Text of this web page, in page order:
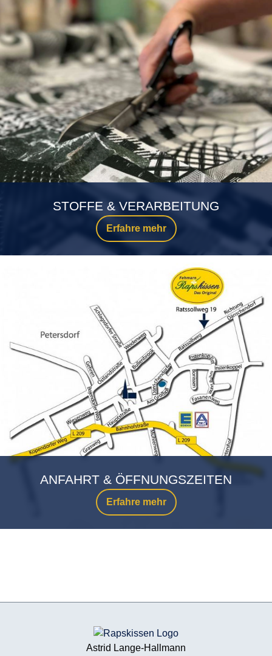
Erfahre mehr
STOFFE & VERARBEITUNG
Erfahre mehr
ANFAHRT & ÖFFNUNGSZEITEN
Astrid Lange-Hallmann